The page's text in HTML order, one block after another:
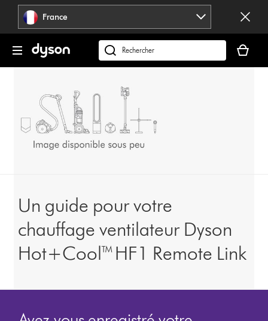
Sauter
pages
France
Rechercher
des
panier
est
Un guide pour votre
chauffage ventilateur Dyson
Hot+Cool™ HF1 Remote Link